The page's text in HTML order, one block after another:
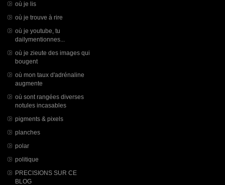
où je lis
où je trouve à rire
où je youtube, tu
dailymentionnes...
où je zieute des images qui
bougent
où mon taux d'adrénaline
augmente
où sont rangées diverses
notules incasables
pigments & pixels
planches
polar
politique
PRECISIONS SUR CE
BLOG